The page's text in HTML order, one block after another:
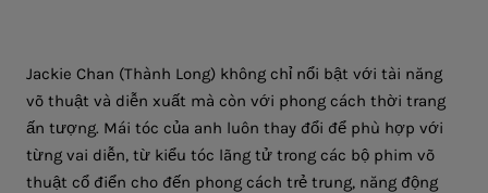
Jackie Chan (Thành Long) không chỉ nổi bật với tài năng
võ thuật và diễn xuất mà còn với phong cách thời trang
ấn tượng. Mái tóc của anh luôn thay đổi để phù hợp với
từng vai diễn, từ kiểu tóc lãng tử trong các bộ phim võ
thuật cổ điển cho đến phong cách trẻ trung, năng động